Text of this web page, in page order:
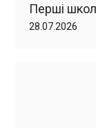
Перші
28.07.2026